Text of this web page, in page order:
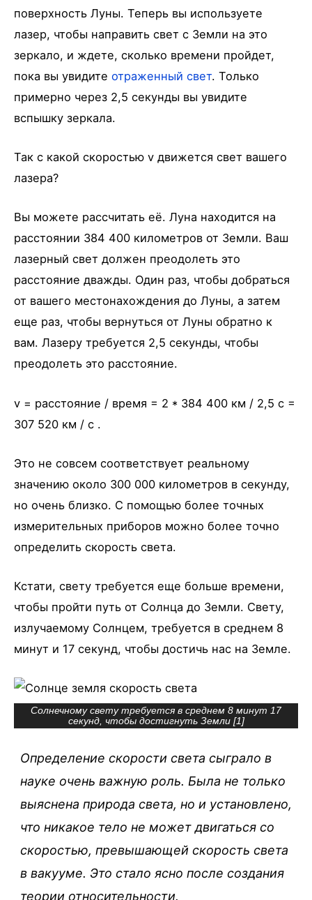
поверхность Луны. Теперь вы используете
лазер, чтобы направить свет с Земли на это
зеркало, и ждете, сколько времени пройдет,
пока вы увидите отраженный свет. Только
примерно через 2,5 секунды вы увидите
вспышку зеркала.
Так с какой скоростью v движется свет вашего
лазера?
Вы можете рассчитать её. Луна находится на
расстоянии 384 400 километров от Земли. Ваш
лазерный свет должен преодолеть это
расстояние дважды. Один раз, чтобы добраться
от вашего местонахождения до Луны, а затем
еще раз, чтобы вернуться от Луны обратно к
вам. Лазеру требуется 2,5 секунды, чтобы
преодолеть это расстояние.
v = расстояние / время = 2 * 384 400 км / 2,5 с =
307 520 км / с .
Это не совсем соответствует реальному
значению около 300 000 километров в секунду,
но очень близко. С помощью более точных
измерительных приборов можно более точно
определить скорость света.
Кстати, свету требуется еще больше времени,
чтобы пройти путь от Солнца до Земли. Свету,
излучаемому Солнцем, требуется в среднем 8
минут и 17 секунд, чтобы достичь нас на Земле.
Солнечному свету требуется в среднем 8 минут 17
секунд, чтобы достигнуть Земли [1]
Определение скорости света сыграло в
науке очень важную роль. Была не только
выяснена природа света, но и установлено,
что никакое тело не может двигаться со
скоростью, превышающей скорость света
в вакууме. Это стало ясно после создания
теории относительности.